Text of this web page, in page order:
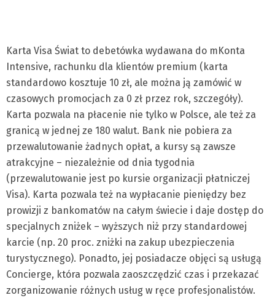
Karta Visa Świat to debetówka wydawana do mKonta
Intensive, rachunku dla klientów premium (karta
standardowo kosztuje 10 zł, ale można ją zamówić w
czasowych promocjach za 0 zł przez rok, szczegóły).
Karta pozwala na płacenie nie tylko w Polsce, ale też za
granicą w jednej ze 180 walut. Bank nie pobiera za
przewalutowanie żadnych opłat, a kursy są zawsze
atrakcyjne – niezależnie od dnia tygodnia
(przewalutowanie jest po kursie organizacji płatniczej
Visa). Karta pozwala też na wypłacanie pieniędzy bez
prowizji z bankomatów na całym świecie i daje dostęp do
specjalnych zniżek – wyższych niż przy standardowej
karcie (np. 20 proc. zniżki na zakup ubezpieczenia
turystycznego). Ponadto, jej posiadacze objęci są usługą
Concierge, która pozwala zaoszczędzić czas i przekazać
zorganizowanie różnych usług w ręce profesjonalistów.